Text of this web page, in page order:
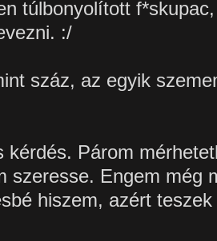
túlbonyolított
:/
száz, az egyik
kérdés. Párom
szeresse. Engem még
hiszem, azért